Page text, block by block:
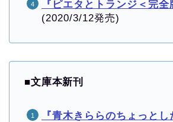
『ピエタとトランジ＜完全
(2020/3/12発売)
■文庫本新刊
『青木きららのちょっとし